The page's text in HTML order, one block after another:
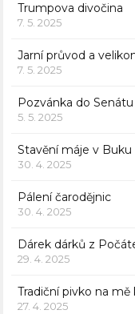
Trumpova divočina
7. 5. 2025
Jarní průvod a
7. 5. 2025
Pozvánka do Senátu
5. 5. 2025
Stavění máje v Buku
30. 4. 2025
Pálení čarodějnic
30. 4. 2025
Dárek dárků z
29. 4. 2025
Tradiční pivko na
27. 4. 2025